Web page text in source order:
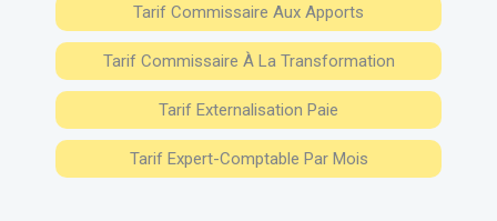
Tarif Commissaire Aux Apports
Tarif Commissaire À La Transformation
Tarif Externalisation Paie
Tarif Expert-Comptable Par Mois